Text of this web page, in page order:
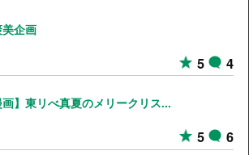
企画
5 4
画】東リべ真夏のメリークリス...
5 6